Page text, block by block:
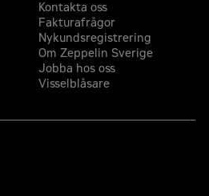
Kontakta oss
Fakturafrågor
Nykundsregistrering
Om Zeppelin Sverige
Jobba hos oss
Visselblåsare